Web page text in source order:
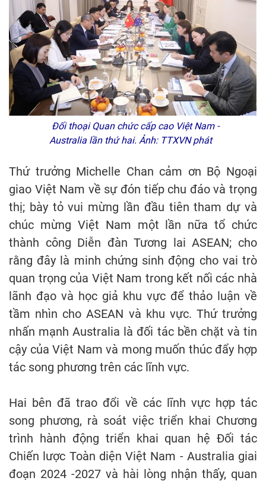
Đối thoại Quan chức cấp cao Việt Nam -
Australia lần thứ hai. Ảnh: TTXVN phát
Thứ trưởng Michelle Chan cảm ơn Bộ Ngoại
giao Việt Nam về sự đón tiếp chu đáo và trọng
thị; bày tỏ vui mừng lần đầu tiên tham dự và
chúc mừng Việt Nam một lần nữa tổ chức
thành công Diễn đàn Tương lai ASEAN; cho
rằng đây là minh chứng sinh động cho vai trò
quan trọng của Việt Nam trong kết nối các nhà
lãnh đạo và học giả khu vực để thảo luận về
tầm nhìn cho ASEAN và khu vực. Thứ trưởng
nhấn mạnh Australia là đối tác bền chặt và tin
cậy của Việt Nam và mong muốn thúc đẩy hợp
tác song phương trên các lĩnh vực.
Hai bên đã trao đổi về các lĩnh vực hợp tác
song phương, rà soát việc triển khai Chương
trình hành động triển khai quan hệ Đối tác
Chiến lược Toàn diện Việt Nam - Australia giai
đoạn 2024 -2027 và hài lòng nhận thấy, quan